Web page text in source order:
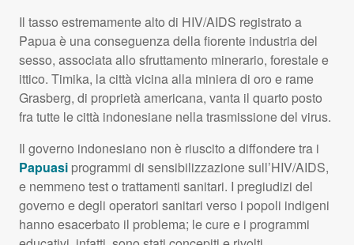
Il tasso estremamente alto di HIV/AIDS registrato a
Papua è una conseguenza della fiorente industria del
sesso, associata allo sfruttamento minerario, forestale e
ittico. Timika, la città vicina alla miniera di oro e rame
Grasberg, di proprietà americana, vanta il quarto posto
fra tutte le città indonesiane nella trasmissione del virus.
Il governo indonesiano non è riuscito a diffondere tra i
Papuasi programmi di sensibilizzazione sull’HIV/AIDS,
e nemmeno test o trattamenti sanitari. I pregiudizi del
governo e degli operatori sanitari verso i popoli indigeni
hanno esacerbato il problema; le cure e i programmi